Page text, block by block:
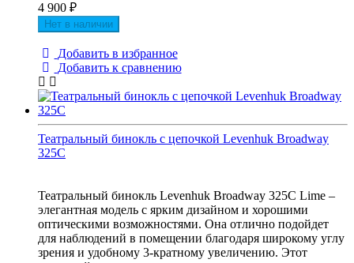
4 900 ₽
Нет в наличии
Добавить в избранное
Добавить к сравнению
Театральный бинокль с цепочкой Levenhuk Broadway
325C
Театральный бинокль Levenhuk Broadway 325C Lime –
элегантная модель с ярким дизайном и хорошими
оптическими возможностями. Она отлично подойдет
для наблюдений в помещении благодаря широкому углу
зрения и удобному 3-кратному увеличению. Этот